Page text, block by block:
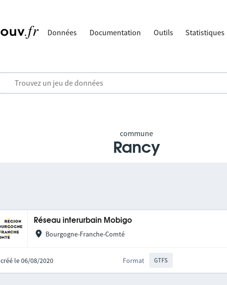
Données Documentation Outils Statistiques
commune
Rancy
Réseau interurbain Mobigo
Bourgogne-Franche-Comté
créé le 06/08/2020 Format GTFS